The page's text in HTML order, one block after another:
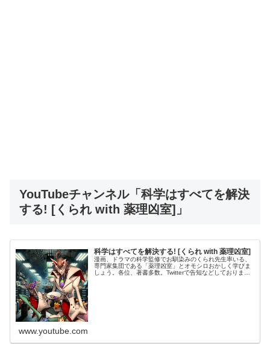
YouTubeチャンネル「科学はすべてを解決
する! [くられ with 薬理凶室]」
科学はすべてを解決する! [くられ with 薬理凶室]
漫画、ドラマの科学監修でお馴染みのくられ先生率いる、
専門家集団である「薬理凶室」とオモシロおかしく学びま
しょう。各位、著書多数。Twitterで告知などしておりま
www.youtube.com